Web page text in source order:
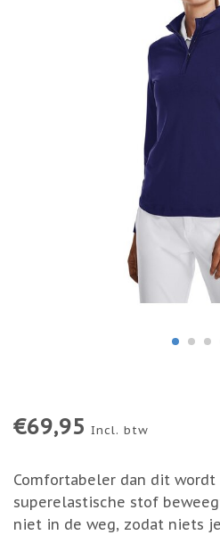
€69,95 Incl. btw
Comfortabeler dan dit wordt
superelastische stof
niet in de weg, zodat niets